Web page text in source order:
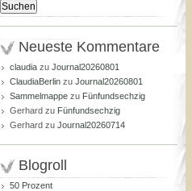
nach:
Neueste Kommentare
claudia zu Journal20260801
ClaudiaBerlin zu Journal20260801
Sammelmappe zu Fünfundsechzig
Gerhard zu Fünfundsechzig
Gerhard zu Journal20260714
Blogroll
50 Prozent